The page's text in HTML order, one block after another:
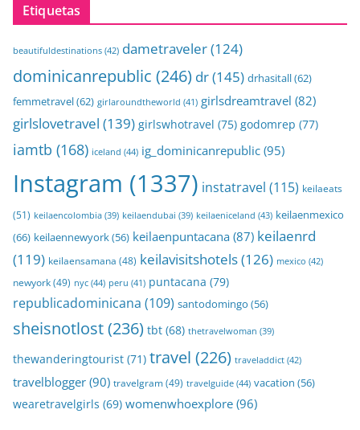
Etiquetas
beautifuldestinations (42) dametraveler(124)
dominicanrepublic (246) dr(145) drhasitall(62)
femmetravel(62) girlaroundtheworld (41) girlsdreamtravel (82)
girlslovetravel (139) girlswhotravel (75) godomrep (77)
iamtb (168) iceland (44) ig_dominicanrepublic (95)
Instagram (1337) instatravel (115) keilaeats
(51) keilaencolombia (39) keilaendubai (39) keilaeniceland (43) keilaenmexico
(66) keilaennewyork(56) keilaenpuntacana (87) keilaenrd
(119) keilaensamana (48) keilavisitshotels(126) mexico (42)
newyork(49) nyc (44) peru (41) puntacana (79)
republicadominicana (109) santodomingo (56)
sheisnotlost(236) tbt (68) thetravelwoman (39)
thewanderingtourist (71) travel (226) traveladdict (42)
travelblogger (90) travelgram(49) travelguide (44) vacation (56)
wearetravelgirls (69) womenwhoexplore(96)